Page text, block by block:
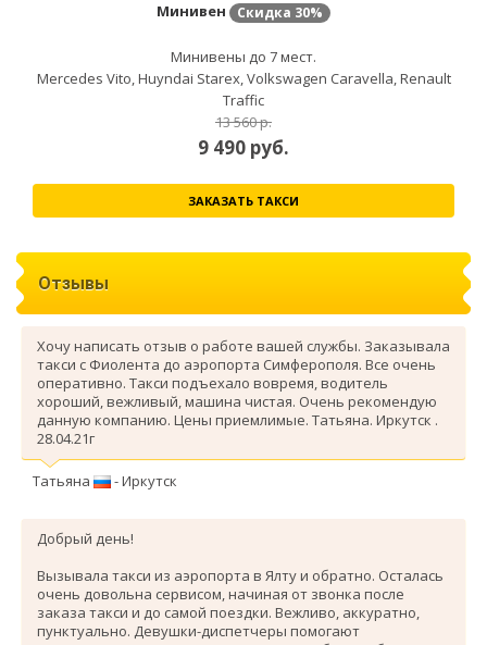
Минивен Скидка 30%
Минивены до 7 мест.
Mercedes Vito, Huyndai Starex, Volkswagen Caravella, Renault
Traffic
13 560 р.
9 490 руб.
ЗАКАЗАТЬ ТАКСИ
Отзывы
Хочу написать отзыв о работе вашей службы. Заказывала
такси с Фиолента до аэропорта Симферополя. Все очень
оперативно. Такси подъехало вовремя, водитель
хороший, вежливый, машина чистая. Очень рекомендую
данную компанию. Цены приемлимые. Татьяна. Иркутск .
28.04.21г
Татьяна - Иркутск
Добрый день!
Вызывала такси из аэропорта в Ялту и обратно. Осталась
очень довольна сервисом, начиная от звонка после
заказа такси и до самой поездки. Вежливо, аккуратно,
пунктуально. Девушки-диспетчеры помогают